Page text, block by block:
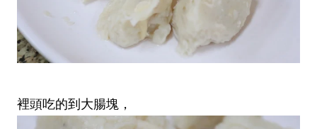
裡頭吃的到大腸塊，